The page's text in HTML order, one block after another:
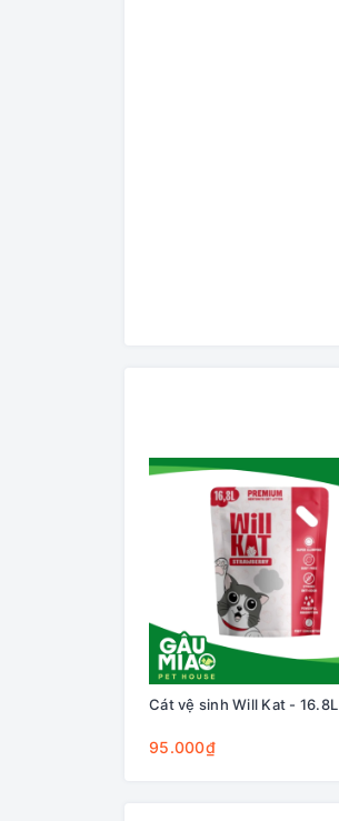
Cát vệ sinh Will Kat - 16.8L
95.000₫